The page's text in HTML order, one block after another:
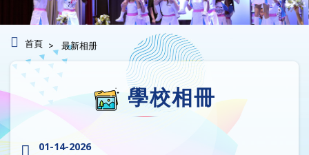
首頁 最新相册
學校相冊
01-14-2026